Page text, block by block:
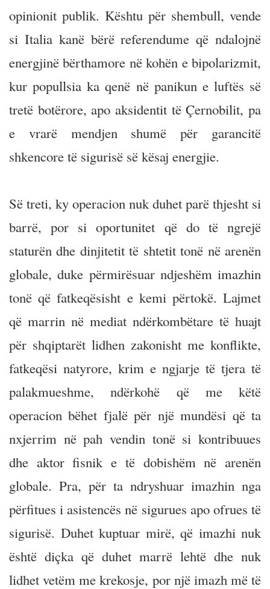
opinionit publik. Kështu për shembull, vende
si Italia kanë bërë referendume që ndalojnë
energjinë bërthamore në kohën e bipolarizmit,
kur popullsia ka qenë në panikun e luftës së
tretë botërore, apo aksidentit të Çernobilit, pa
e vrarë mendjen shumë për garancitë
shkencore të sigurisë së kësaj energjie.
Së treti, ky operacion nuk duhet parë thjesht si
barrë, por si oportunitet që do të ngrejë
staturën dhe dinjitetit të shtetit tonë në arenën
globale, duke përmirësuar ndjeshëm imazhin
tonë që fatkeqësisht e kemi përtokë. Lajmet
që marrin në mediat ndërkombëtare të huajt
për shqiptarët lidhen zakonisht me konflikte,
fatkeqësi natyrore, krim e ngjarje të tjera të
palakmueshme, ndërkohë që me këtë
operacion bëhet fjalë për një mundësi që ta
nxjerrim në pah vendin tonë si kontribuues
dhe aktor fisnik e të dobishëm në arenën
globale. Pra, për ta ndryshuar imazhin nga
përfitues i asistencës në sigurues apo ofrues të
sigurisë. Duhet kuptuar mirë, që imazhi nuk
është diçka që duhet marrë lehtë dhe nuk
lidhet vetëm me krekosje, por një imazh më të